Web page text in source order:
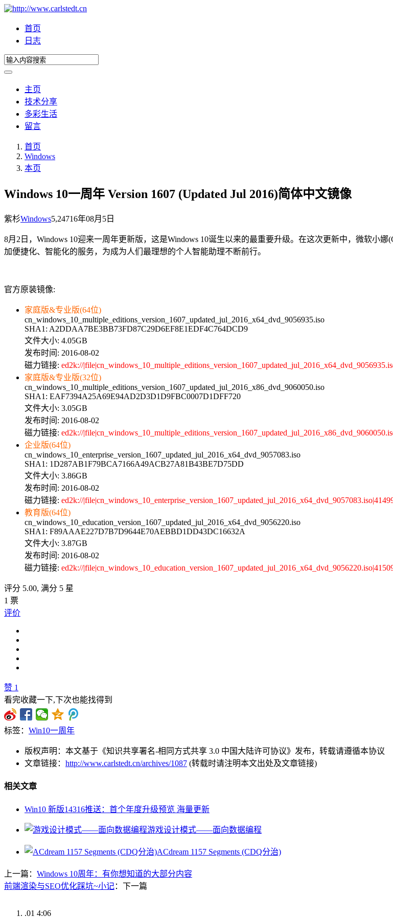
首页
日志
主页
技术分享
多彩生活
留言
首页
Windows
本页
Windows 10一周年 Version 1607 (Updated Jul 2016)简体中文镜像
紫杉Windows5,24716年08月5日
8月2日，Windows 10迎来一周年更新版，这是Windows 10诞生以来的最重要升级。在这次更新中，微软小
加便捷化、智能化的服务，为成为人们最理想的个人智能助理不断前行。
官方原装镜像:
家庭版&专业版(64位)
cn_windows_10_multiple_editions_version_1607_updated_jul_2016_x64_dvd_9056935.iso
SHA1: A2DDAA7BE3BB73FD87C29D6EF8E1EDF4C764DCD9
文件大小: 4.05GB
发布时间: 2016-08-02
磁力链接: ed2k://
家庭版&专业版(32位)
cn_windows_10_multiple_editions_version_1607_updated_jul_2016_x86_dvd_9060050.iso
SHA1: EAF7394A25A69E94AD2D3D1D9FBC0007D1DFF720
文件大小: 3.05GB
发布时间: 2016-08-02
磁力链接: ed2k://
企业版(64位)
cn_windows_10_enterprise_version_1607_updated_jul_2016_x64_dvd_9057083.iso
SHA1: 1D287AB1F79BCA7166A49ACB27A81B43BE7D75DD
文件大小: 3.86GB
发布时间: 2016-08-02
磁力链接: ed2k://
教育版(64位)
cn_windows_10_education_version_1607_updated_jul_2016_x64_dvd_9056220.iso
SHA1: F89AAAE227D7B7D9644E70AEBBD1DD43DC16632A
文件大小: 3.87GB
发布时间: 2016-08-02
磁力链接: ed2k://
评分 5.00, 满分 5 星
1 票
评价
赞 1
看完收藏一下,下次也能找得到
标签： Win10一周年
版权声明：本文基于《知识共享署名-相同方式共享 3.0 中国大陆许可协议》发布，转载请遵循本协议
文章链接： http://www.carlstedt.cn/archives/1087 (转载时请注明本文出处及文章链接)
相关文章
Win10 新版14316推送：首个年度升级预览 海量更新
游戏设计模式——面向数据编程
ACdream 1157 Segments (CDQ分治)
上一篇： Windows 10周年：有你想知道的大部分内容
前端渲染与SEO优化踩坑~小记：下一篇
.01 4:06